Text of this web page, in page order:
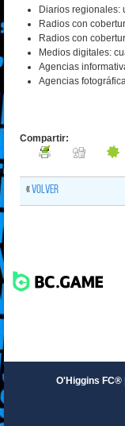
Diarios regionales:
Radios con
Radios con
Medios digitales:
Agencias
Agencias
Compartir:
«Volver
O'Higgins FC®